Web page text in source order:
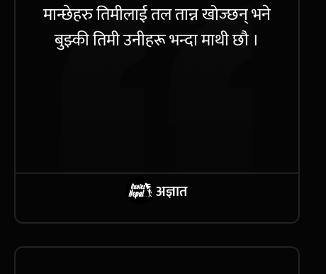
मान्छेहरु तिमीलाई तल तान्न खोज्छन् भने
बुझ्की तिमी उनीहरू भन्दा माथी छौ ।
अज्ञात